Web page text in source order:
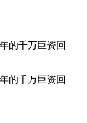
的千万巨资回
的千万巨资回